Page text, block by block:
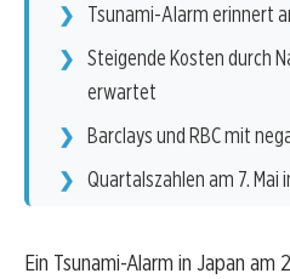
Tsunami-Alarm erinnert
Steigende Kosten durch
erwartet
Barclays und RBC mit
Quartalszahlen am 7. Mai
Ein Tsunami-Alarm in Japan am